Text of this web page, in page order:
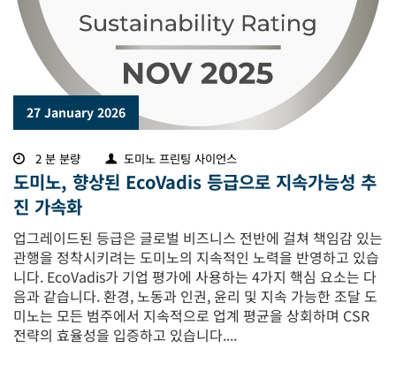
27 January 2026
2 분 분량 도미노 프린팅 사이언스
도미노, 향상된 EcoVadis 등급으로 지속가능성 추
진 가속화
업그레이드된 등급은 글로벌 비즈니스 전반에 걸쳐 책임감 있는
관행을 정착시키려는 도미노의 지속적인 노력을 반영하고 있습
니다. EcoVadis가 기업 평가에 사용하는 4가지 핵심 요소는 다
음과 같습니다. 환경, 노동과 인권, 윤리 및 지속 가능한 조달 도
미노는 모든 범주에서 지속적으로 업계 평균을 상회하며 CSR
전략의 효율성을 입증하고 있습니다....